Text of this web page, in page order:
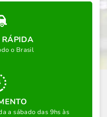
RÁPIDA
o Brasil
a sábado das 9hs às